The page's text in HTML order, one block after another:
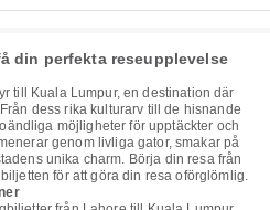
din perfekta reseupplevelse
till Kuala Lumpur, en destination där
dess rika kulturarv till de hisnande
möjligheter för upptäckter och
genom livliga gator, smakar på
unika charm. Börja din resa från
för att göra din resa oförglömlig.